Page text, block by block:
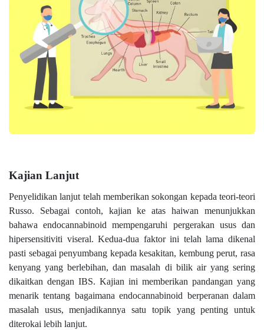
Kajian Lanjut
Penyelidikan lanjut telah memberikan sokongan kepada teori-teori
Russo. Sebagai contoh, kajian ke atas haiwan menunjukkan
bahawa endocannabinoid mempengaruhi pergerakan usus dan
hipersensitiviti viseral. Kedua-dua faktor ini telah lama dikenal
pasti sebagai penyumbang kepada kesakitan, kembung perut, rasa
kenyang yang berlebihan, dan masalah di bilik air yang sering
dikaitkan dengan IBS. Kajian ini memberikan pandangan yang
menarik tentang bagaimana endocannabinoid berperanan dalam
masalah usus, menjadikannya satu topik yang penting untuk
diterokai lebih lanjut.